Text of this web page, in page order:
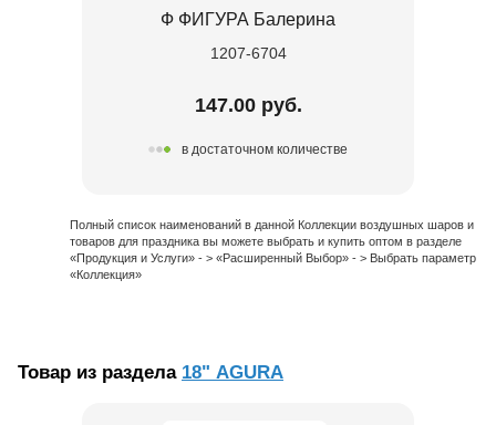
Ф ФИГУРА Балерина
1207-6704
147.00 руб.
в достаточном количестве
Полный список наименований в данной Коллекции воздушных шаров и
товаров для праздника вы можете выбрать и купить оптом в разделе
«Продукция и Услуги» - > «Расширенный Выбор» - > Выбрать параметр
«Коллекция»
Товар из раздела 18" AGURA